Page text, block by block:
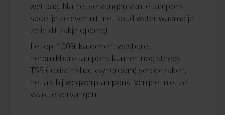
wet bag. Na het vervangen van je tampons
spoel je ze even uit met koud water waarna je
ze in dit zakje opbergt.
Let op: 100% katoenen, wasbare,
herbruikbare tampons kunnen nog steeds
TSS (toxisch shocksyndroom) veroorzaken,
net als bij wegwerptampons. Vergeet niet ze
vaak te vervangen!